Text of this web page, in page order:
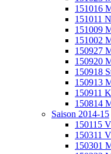
151016
151011
151009
151002
150927
150920
150918
150913
150911
150814
Saison 2014-15
150115
150311
150301